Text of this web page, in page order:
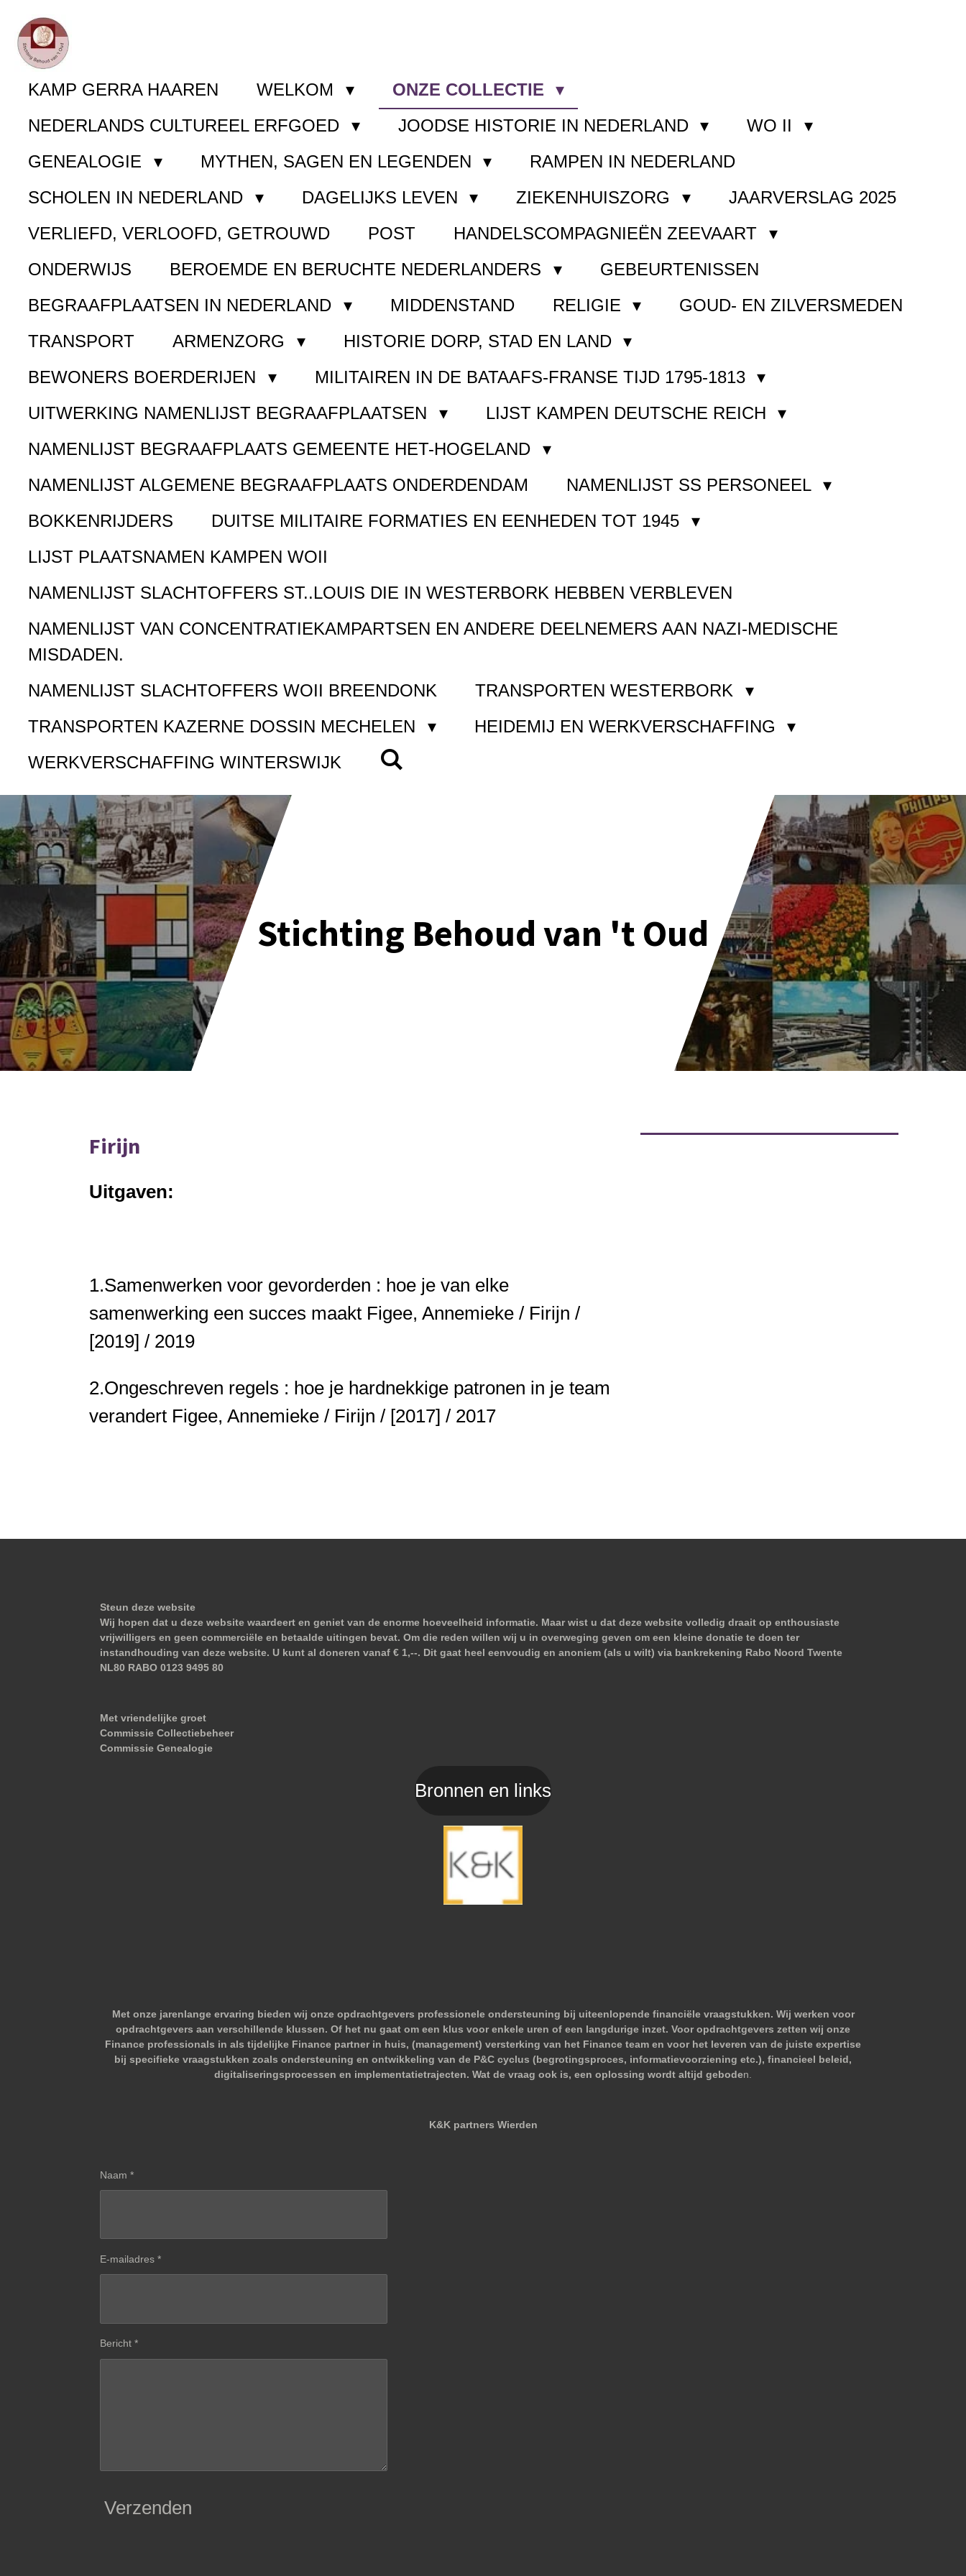
Ga
direct
naar
hoofdinhoud
KAMP GERRA HAAREN WELKOM
ONZE COLLECTIE
NEDERLANDS CULTUREEL ERFGOED
JOODSE HISTORIE IN NEDERLAND
WO II
GENEALOGIE
MYTHEN, SAGEN EN LEGENDEN
RAMPEN IN NEDERLAND
SCHOLEN IN NEDERLAND
DAGELIJKS LEVEN ZIEKENHUISZORG
JAARVERSLAG 2025
VERLIEFD, VERLOOFD, GETROUWD
POST
HANDELSCOMPAGNIEËN ZEEVAART
ONDERWIJS
BEROEMDE EN BERUCHTE NEDERLANDERS
GEBEURTENISSEN
BEGRAAFPLAATSEN IN NEDERLAND
MIDDENSTAND RELIGIE
GOUD- EN ZILVERSMEDEN
TRANSPORT
ARMENZORG
HISTORIE DORP, STAD EN LAND
BEWONERS BOERDERIJEN
MILITAIREN IN DE BATAAFS-FRANSE TIJD 1795-1813
UITWERKING NAMENLIJST BEGRAAFPLAATSEN
LIJST KAMPEN DEUTSCHE REICH
NAMENLIJST BEGRAAFPLAATS GEMEENTE HET-HOGELAND
NAMENLIJST ALGEMENE BEGRAAFPLAATS ONDERDENDAM
NAMENLIJST SS PERSONEEL
BOKKENRIJDERS
DUITSE MILITAIRE FORMATIES EN EENHEDEN TOT 1945
LIJST PLAATSNAMEN KAMPEN WOII
NAMENLIJST SLACHTOFFERS ST..LOUIS DIE IN WESTERBORK HEBBEN VERBLEVEN
NAMENLIJST VAN CONCENTRATIEKAMPARTSEN EN ANDERE DEELNEMERS AAN NAZI-MEDISCHE
MISDADEN.
NAMENLIJST SLACHTOFFERS WOII BREENDONK
TRANSPORTEN WESTERBORK
TRANSPORTEN KAZERNE DOSSIN MECHELEN
HEIDEMIJ EN WERKVERSCHAFFING
WERKVERSCHAFFING WINTERSWIJK
Stichting Behoud van 't Oud
Firijn
Uitgaven:
1.Samenwerken voor gevorderden : hoe je van elke
samenwerking een succes maakt Figee, Annemieke / Firijn /
[2019] / 2019
2.Ongeschreven regels : hoe je hardnekkige patronen in je team
verandert Figee, Annemieke / Firijn / [2017] / 2017
Steun deze website
Wij hopen dat u deze website waardeert en geniet van de enorme hoeveelheid informatie. Maar wist u dat deze website volledig draait op enthousiaste
vrijwilligers en geen commerciële en betaalde uitingen bevat. Om die reden willen wij u in overweging geven om een kleine donatie te doen ter
instandhouding van deze website. U kunt al doneren vanaf € 1,--. Dit gaat heel eenvoudig en anoniem (als u wilt) via bankrekening Rabo Noord Twente
NL80 RABO 0123 9495 80
Met vriendelijke groet
Commissie Collectiebeheer
Commissie Genealogie
Bronnen en links
Met onze jarenlange ervaring bieden wij onze opdrachtgevers professionele ondersteuning bij uiteenlopende financiële vraagstukken. Wij werken voor
opdrachtgevers aan verschillende klussen. Of het nu gaat om een klus voor enkele uren of een langdurige inzet. Voor opdrachtgevers zetten wij onze
Finance professionals in als tijdelijke Finance partner in huis, (management) versterking van het Finance team en voor het leveren van de juiste expertise
bij specifieke vraagstukken zoals ondersteuning en ontwikkeling van de P&C cyclus (begrotingsproces, informatievoorziening etc.), financieel beleid,
digitaliseringsprocessen en implementatietrajecten. Wat de vraag ook is, een oplossing wordt altijd geboden.
K&K partners Wierden
Naam *
E-mailadres *
Bericht *
Verzenden